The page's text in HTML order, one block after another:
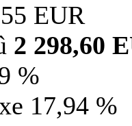
EUR
2 298,60
%
17,94 %